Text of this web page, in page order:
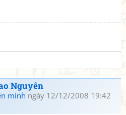
Nguyên
minh ngày 12/12/2008 19:42